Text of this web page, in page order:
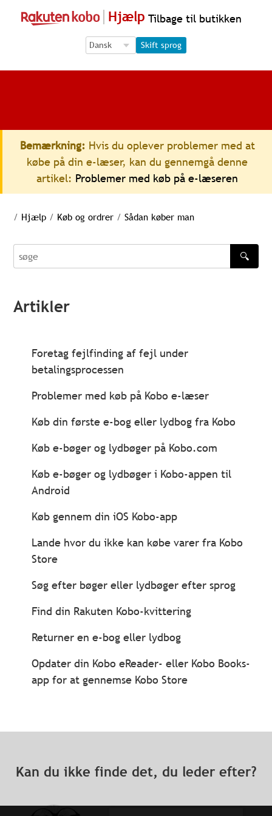
Hjælp Tilbage til butikken
Language Selection
Language Selection
Skift sprog
Bemærkning: Hvis du oplever problemer med at
købe på din e-læser, kan du gennemgå denne
artikel: Problemer med køb på e-læseren
/ Hjælp / Køb og ordrer / Sådan køber man
søge
🔍
Artikler
Foretag fejlfinding af fejl under
betalingsprocessen
Problemer med køb på Kobo e-læser
Køb din første e-bog eller lydbog fra Kobo
Køb e-bøger og lydbøger på Kobo.com
Køb e-bøger og lydbøger i Kobo-appen til
Android
Køb gennem din iOS Kobo-app
Lande hvor du ikke kan købe varer fra Kobo
Store
Søg efter bøger eller lydbøger efter sprog
Find din Rakuten Kobo-kvittering
Returner en e-bog eller lydbog
Opdater din Kobo eReader- eller Kobo Books-
app for at gennemse Kobo Store
Kan du ikke finde det, du leder efter?